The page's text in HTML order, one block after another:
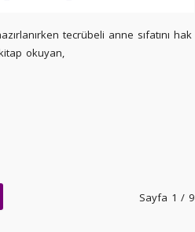
tecrübeli anne sıfatını hak
okuyan,
Sayfa 1 / 9